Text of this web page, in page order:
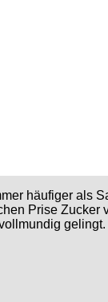
häufiger
Prise
gelingt.